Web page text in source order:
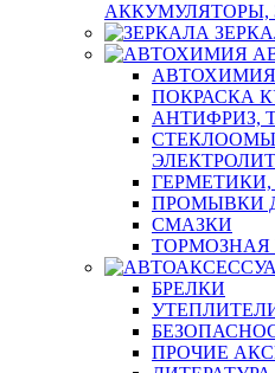
АККУМУЛЯТОРЫ,
ПОКРАСКА
АНТИФРИЗ,
ЭЛЕКТРОЛИТ
ПРОМЫВКИ
СМАЗКИ
БРЕЛКИ
ПРОЧИЕ